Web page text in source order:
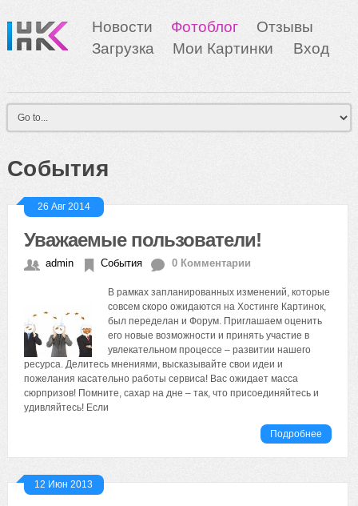
Новости Фотоблог
Отзывы
Загрузка
Мои Картинки Вход
События
26 Авг 2014
Уважаемые пользователи!
admin События 0 Комментарии
В рамках запланированных изменений, которые
совсем скоро ожидаются на Хостинге Картинок,
был переделан и Форум. Приглашаем оценить
его новые возможности и принять участие в
увлекательном процессе – развитии нашего
ресурса. Делитесь мнениями, высказывайте свои идеи и
пожелания касательно работы сервиса! Вас ожидает масса
сюрпризов! Помните, сахар на дне – так, что присоединяйтесь и
удивляйтесь! Если
Подробнее
12 Июн 2013